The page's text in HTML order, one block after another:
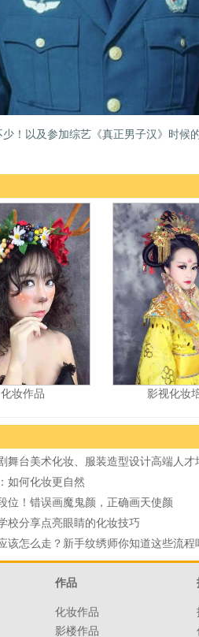
！以及参加综艺《真正男子汉》时
化妆作品 影视化妆
舞台美术化妆、服装造型设计高端人才
如何化妆更自然
位！错误画魔鬼颜，正确画天使颜
校分享点亮眼睛的化妆技巧
该怎么走？新手纹绣师你知道这些流程
作品
化妆作品
影楼作品